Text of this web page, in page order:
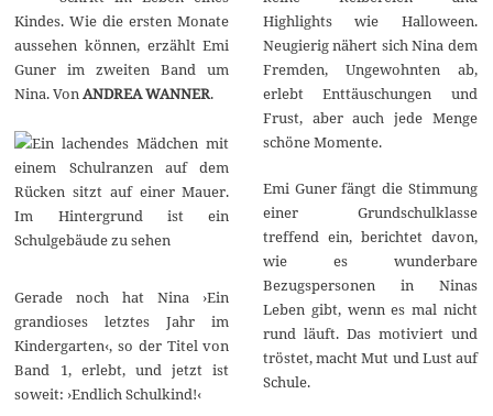
m
b
e
r
2
Kindes. Wie die ersten Monate
aussehen können, erzählt Emi
Guner im zweiten Band um
Nina. Von ANDREA WANNER.
Gerade noch hat Nina ›Ein
grandioses letztes Jahr im
Kindergarten‹, so der Titel von
Band 1, erlebt, und jetzt ist
soweit: ›Endlich Schulkind!‹
Highlights wie Halloween.
Neugierig nähert sich Nina dem
Fremden, Ungewohnten ab,
erlebt Enttäuschungen und
Frust, aber auch jede Menge
schöne Momente.
Emi Guner fängt die Stimmung
einer Grundschulklasse
treffend ein, berichtet davon,
wie es wunderbare
Bezugspersonen in Ninas
Leben gibt, wenn es mal nicht
rund läuft. Das motiviert und
tröstet, macht Mut und Lust auf
Schule.